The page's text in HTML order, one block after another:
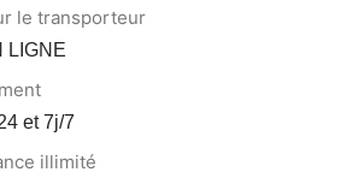
le transporteur
LIGNE
et 7j/7
illimité